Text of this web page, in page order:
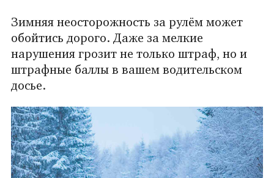
Зимняя неосторожность за рулём может
обойтись дорого. Даже за мелкие
нарушения грозит не только штраф, но и
штрафные баллы в вашем водительском
досье.